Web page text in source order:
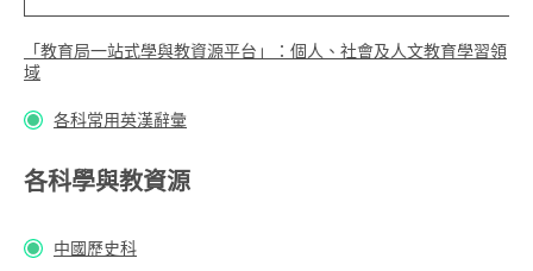
「教育局一站式學與教資源平台」：個人、社會及人文教育學習領
域
各科常用英漢辭彙
各科學與教資源
中國歷史科